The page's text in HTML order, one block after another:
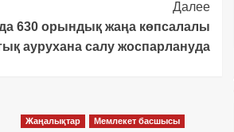
Далее
630 орындық жаңа көпсалалы
аурухана салу жоспарлануда
Жаңалықтар Мемлекет басшысы